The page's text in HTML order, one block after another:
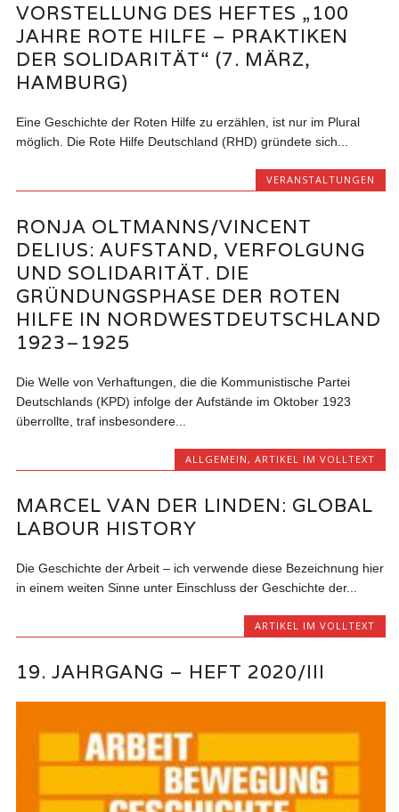
VORSTELLUNG DES HEFTES „100
JAHRE ROTE HILFE – PRAKTIKEN
DER SOLIDARITÄT“ (7. MÄRZ,
HAMBURG)
Eine Geschichte der Roten Hilfe zu erzählen, ist nur im Plural
möglich. Die Rote Hilfe Deutschland (RHD) gründete sich...
VERANSTALTUNGEN
RONJA OLTMANNS/VINCENT
DELIUS: AUFSTAND, VERFOLGUNG
UND SOLIDARITÄT. DIE
GRÜNDUNGSPHASE DER ROTEN
HILFE IN NORDWESTDEUTSCHLAND
1923–1925
Die Welle von Verhaftungen, die die Kommunistische Partei
Deutschlands (KPD) infolge der Aufstände im Oktober 1923
überrollte, traf insbesondere...
ALLGEMEIN , ARTIKEL IM VOLLTEXT
MARCEL VAN DER LINDEN: GLOBAL
LABOUR HISTORY
Die Geschichte der Arbeit – ich verwende diese Bezeichnung hier
in einem weiten Sinne unter Einschluss der Geschichte der...
ARTIKEL IM VOLLTEXT
19. JAHRGANG – HEFT 2020/III